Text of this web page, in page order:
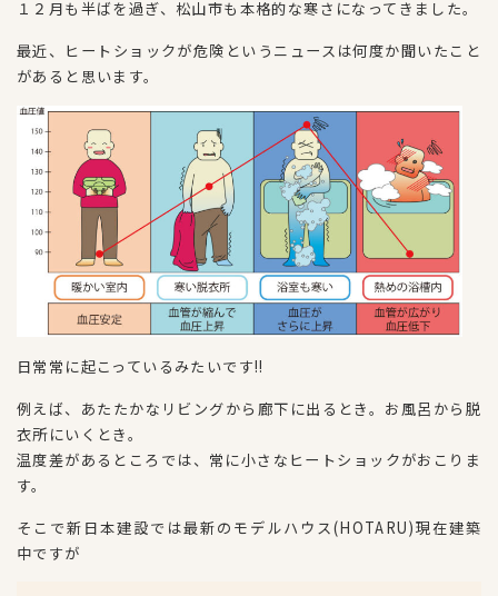
１２月も半ばを過ぎ、松山市も本格的な寒さになってきました。
最近、ヒートショックが危険というニュースは何度か聞いたこと
があると思います。
日常常に起こっているみたいです!!
例えば、あたたかなリビングから廊下に出るとき。お風呂から脱
衣所にいくとき。
温度差があるところでは、常に小さなヒートショックがおこりま
す。
そこで新日本建設では最新のモデルハウス(HOTARU)現在建築
中ですが